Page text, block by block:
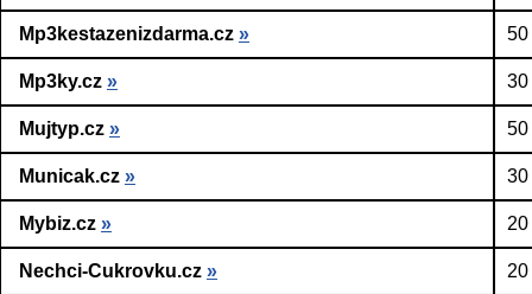
Mp3kestazenizdarma.cz » 50
Mp3ky.cz » 30
Mujtyp.cz » 50
Municak.cz » 30
Mybiz.cz »
Nechci-Cukrovku.cz »